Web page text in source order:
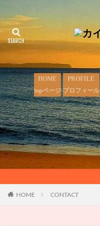
HOME
topページ
PROFILE
プロフィール
HOME CONTACT